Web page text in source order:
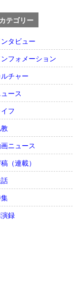
カテゴリー
タビュー
フォメーション
チャー
ース
フ
ニュース
（連載）
録